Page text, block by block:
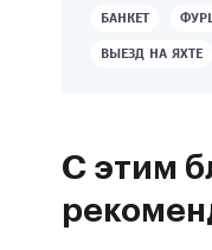
БАНКЕТ
ВЫЕЗД НА ЯХТЕ
С этим